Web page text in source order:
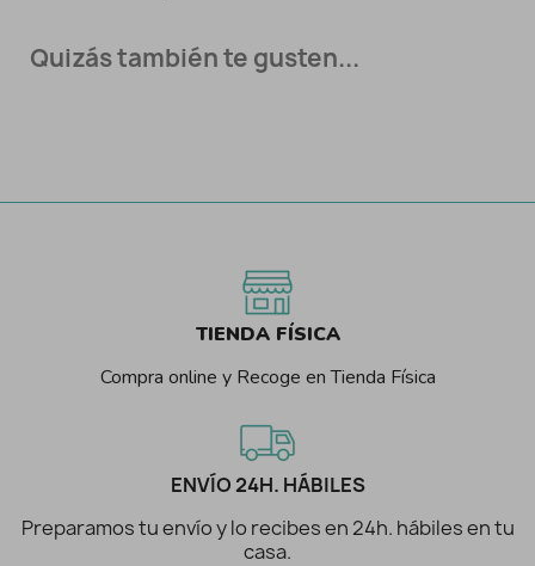
Quizás también te gusten...
TIENDA FÍSICA
Compra online y Recoge en Tienda Física
ENVÍO 24H. HÁBILES
Preparamos tu envío y lo recibes en 24h. hábiles en tu
casa.